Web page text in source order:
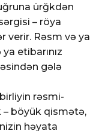
ürğkdən
– röya
verir. Rəsm və ya
etibarınız
gələ
rəsmi-
– böyük qismətə,
həyata